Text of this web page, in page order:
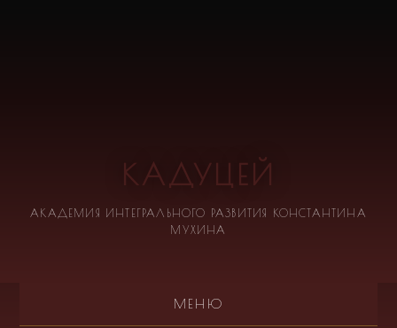
КАДУЦЕЙ
АКАДЕМИЯ ИНТЕГРАЛЬНОГО РАЗВИТИЯ КОНСТАНТИНА
МУХИНА
МЕНЮ